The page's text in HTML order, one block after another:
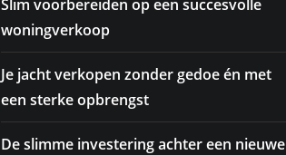
Slim voorbereiden op een succesvolle
woningverkoop
Je jacht verkopen zonder gedoe én met
een sterke opbrengst
De slimme investering achter een nieuwe